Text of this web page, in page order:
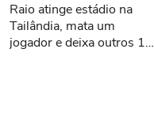
Raio atinge estádio na
Tailândia, mata um
jogador e deixa outros 12